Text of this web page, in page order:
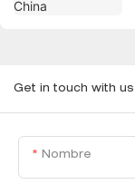
Get in touch with us
Nombre